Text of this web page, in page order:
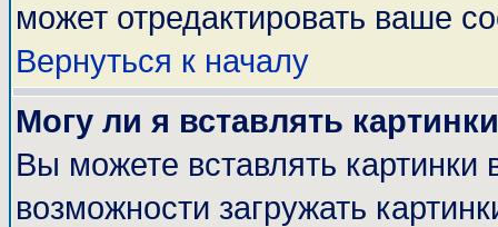
может отредактировать ваше
Вернуться к началу
Могу ли я вставлять
Вы можете вставлять
возможности загружать